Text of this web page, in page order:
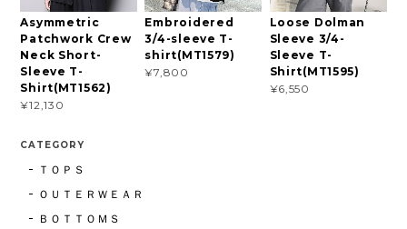
Asymmetric
Patchwork Crew
Neck Short-
Sleeve T-
Shirt(MT1562)
¥12,130
Embroidered
3/4-sleeve T-
shirt(MT1579)
¥7,800
Loose Dolman
Sleeve 3/4-
Sleeve T-
Shirt(MT1595)
¥6,550
CATEGORY
ＴＯＰＳ
ＯＵＴＥＲＷＥＡＲ
ＢＯＴＴＯＭＳ